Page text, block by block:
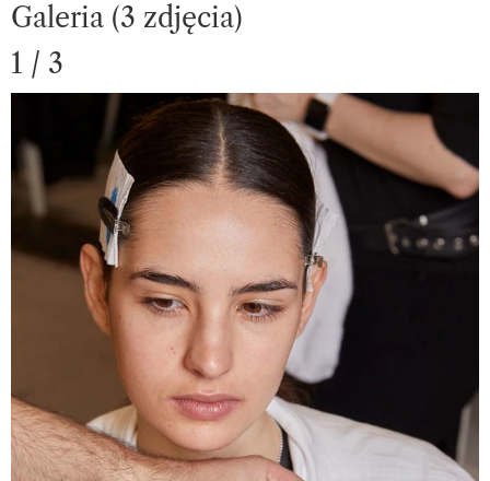
Galeria (3 zdjęcia)
1 / 3